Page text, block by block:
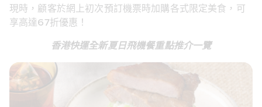
現時，顧客於網上初次預訂機票時加購各式限定美食，可
享高達67折優惠！
香港快運全新夏日飛機餐重點推介一覽